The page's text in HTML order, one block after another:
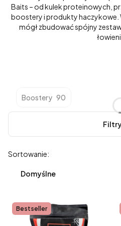
Baits – od kulek proteinowych,
boostery i produkty haczykowe.
mógł zbudować spójny
Boostery 90
Lista
Sortowanie:
Domyślne
Bestseller